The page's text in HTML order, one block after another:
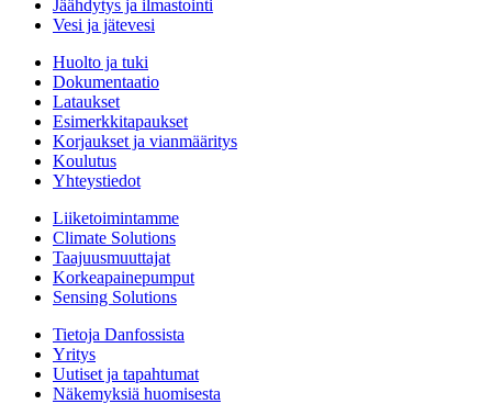
Jäähdytys ja ilmastointi
Vesi ja jätevesi
Huolto ja tuki
Dokumentaatio
Lataukset
Esimerkkitapaukset
Korjaukset ja vianmääritys
Koulutus
Yhteystiedot
Liiketoimintamme
Climate Solutions
Taajuusmuuttajat
Korkeapainepumput
Sensing Solutions
Tietoja Danfossista
Yritys
Uutiset ja tapahtumat
Näkemyksiä huomisesta